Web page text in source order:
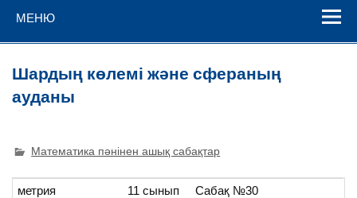
МЕНЮ
Шардың көлемі және сфераның
ауданы
Математика пәнінен ашық сабақтар
метрия 11 сынып
Сабақ №30